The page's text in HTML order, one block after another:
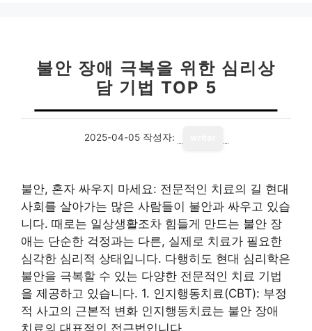
불안 장애 극복을 위한 심리상
담 기법 TOP 5
2025-04-05 작성자:
불안, 혼자 싸우지 마세요: 전문적인 치료의 길 현대
사회를 살아가는 많은 사람들이 불안과 싸우고 있습
니다. 때로는 일상생활조차 힘들게 만드는 불안 장
애는 단순한 걱정과는 다른, 실제로 치료가 필요한
심각한 심리적 상태입니다. 다행히도 현대 심리학은
불안을 극복할 수 있는 다양한 전문적인 치료 기법
을 제공하고 있습니다. 1. 인지행동치료(CBT): 부정
적 사고의 근본적 변화 인지행동치료는 불안 장애
치료의 대표적인 접근법입니다. …